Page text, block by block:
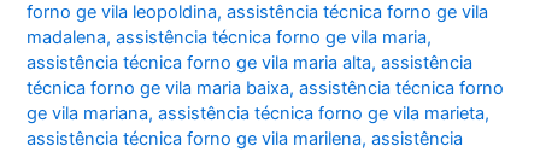
forno ge vila leopoldina,assistência técnica forno ge vila
madalena,assistência técnica forno ge vila maria,
assistência técnica forno ge vila maria alta,assistência
técnica forno ge vila maria baixa,assistência técnica forno
ge vila mariana,assistência técnica forno ge vila marieta,
assistência técnica forno ge vila marilena,assistência